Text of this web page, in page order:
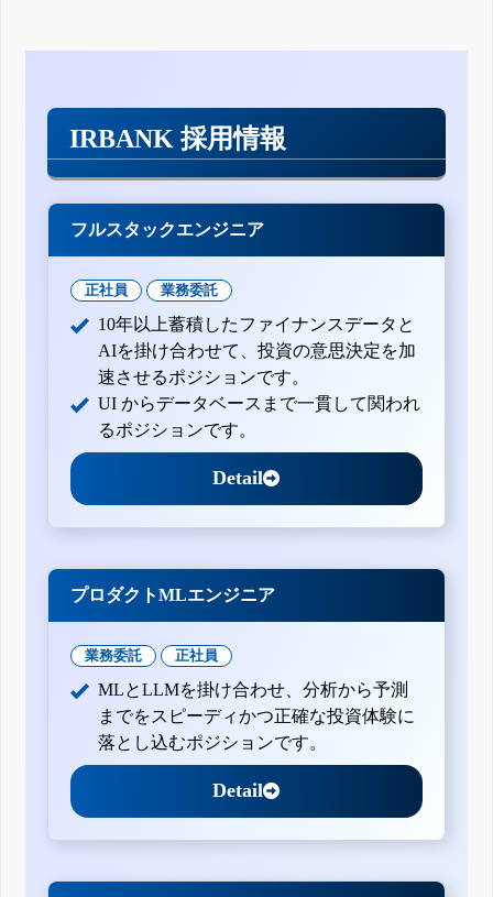
IRBANK 採用情報
フルスタックエンジニア
正社員 業務委託
10年以上蓄積したファイナンスデータと
AIを掛け合わせて、投資の意思決定を加
速させるポジションです。
UI からデータベースまで一貫して関われ
るポジションです。
Detail
プロダクトMLエンジニア
業務委託 正社員
MLとLLMを掛け合わせ、分析から予測
までをスピーディかつ正確な投資体験に
落とし込むポジションです。
Detail